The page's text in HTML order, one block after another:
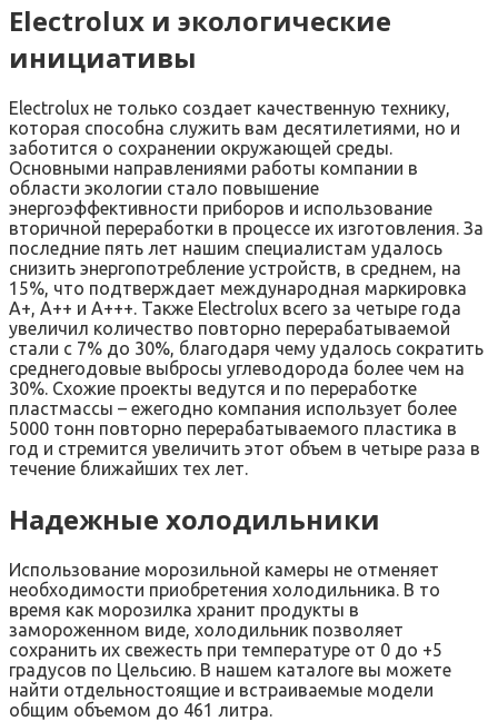
Electrolux и экологические
инициативы
Electrolux не только создает качественную технику,
которая способна служить вам десятилетиями, но и
заботится о сохранении окружающей среды.
Основными направлениями работы компании в
области экологии стало повышение
энергоэффективности приборов и использование
вторичной переработки в процессе их изготовления. За
последние пять лет нашим специалистам удалось
снизить энергопотребление устройств, в среднем, на
15%, что подтверждает международная маркировка
А+, А++ и А+++. Также Electrolux всего за четыре года
увеличил количество повторно перерабатываемой
стали с 7% до 30%, благодаря чему удалось сократить
среднегодовые выбросы углеводорода более чем на
30%. Схожие проекты ведутся и по переработке
пластмассы – ежегодно компания использует более
5000 тонн повторно перерабатываемого пластика в
год и стремится увеличить этот объем в четыре раза в
течение ближайших тех лет.
Надежные холодильники
Использование морозильной камеры не отменяет
необходимости приобретения холодильника. В то
время как морозилка хранит продукты в
замороженном виде, холодильник позволяет
сохранить их свежесть при температуре от 0 до +5
градусов по Цельсию. В нашем каталоге вы можете
найти отдельностоящие и встраиваемые модели
общим объемом до 461 литра.